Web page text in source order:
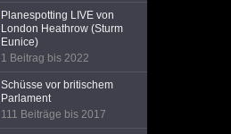
Planespotting LIVE von
London Heathrow (Sturm
Eunice)
1 Beitrag bis 2022
Schüsse vor britischem
Parlament
111 Beiträge bis 2017